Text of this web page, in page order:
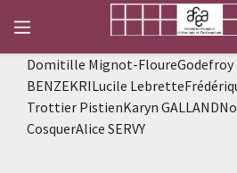
Domitille Mignot-FloureGodefroy
BENZEKRILucile
Trottier PistienKaryn
CosquerAlice SERVY